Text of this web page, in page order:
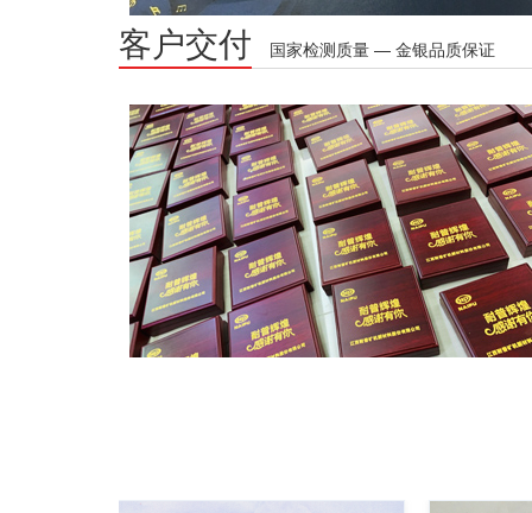
客户交付 国家检测质量 — 金银品质保证